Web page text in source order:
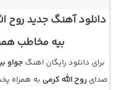
دانلود آهنگ جدید روح
بیه مخاطب
برای دانلود رایگان اهنگجواو
صدایروح الله کرمی به همراه